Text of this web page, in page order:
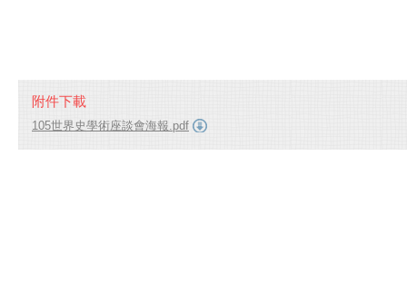
附件下載
105世界史學術座談會海報.pdf